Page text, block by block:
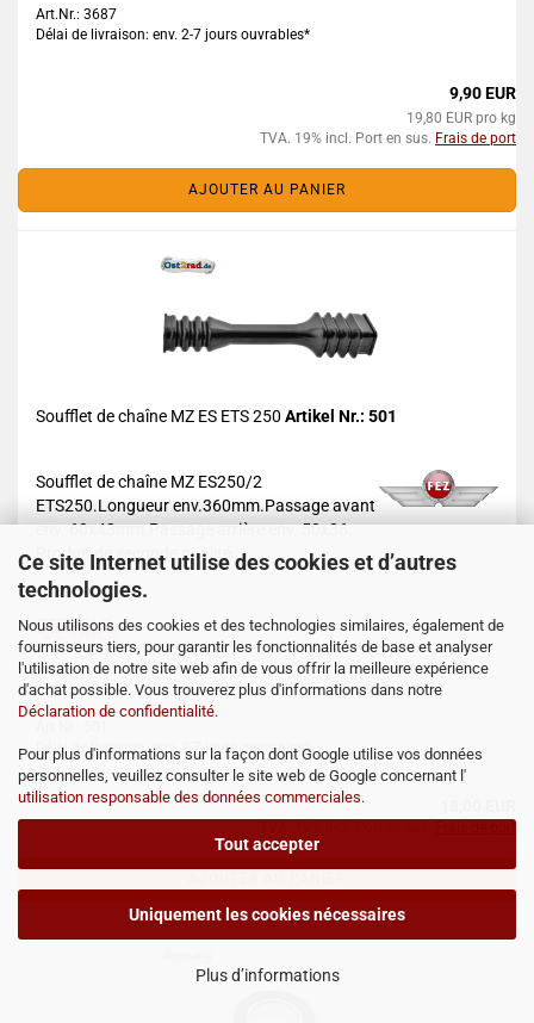
Ce site Internet utilise des cookies et d’autres
technologies.
Nous utilisons des cookies et des technologies similaires, également de
fournisseurs tiers, pour garantir les fonctionnalités de base et analyser
l'utilisation de notre site web afin de vous offrir la meilleure expérience
d'achat possible. Vous trouverez plus d'informations dans notre
Déclaration de confidentialité.
Pour plus d'informations sur la façon dont Google utilise vos données
personnelles, veuillez consulter le site web de Google concernant l'
utilisation responsable des données commerciales.
Tout accepter
Uniquement les cookies nécessaires
Plus d’informations
Art.Nr.: 3687
Délai de livraison: env. 2-7 jours ouvrables*
9,90 EUR
19,80 EUR pro kg
TVA. 19% incl. Port en sus. Frais de port
AJOUTER AU PANIER
Soufflet de chaîne MZ ES ETS 250 Artikel Nr.: 501
Soufflet de chaîne MZ ES250/2
ETS250.Longueur env.360mm.Passage avant
env. 60x43mm.Passage arrière env. 50x36.
Produit de seconde qualité.
DETAILS
Délai de livraison: env. 2-7 jours ouvrables*